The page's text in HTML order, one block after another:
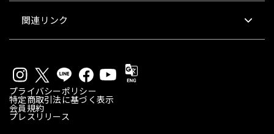
関連リンク
プライバシーポリシー
特定商取引法に基づく表示
会員規約
プレスリリース